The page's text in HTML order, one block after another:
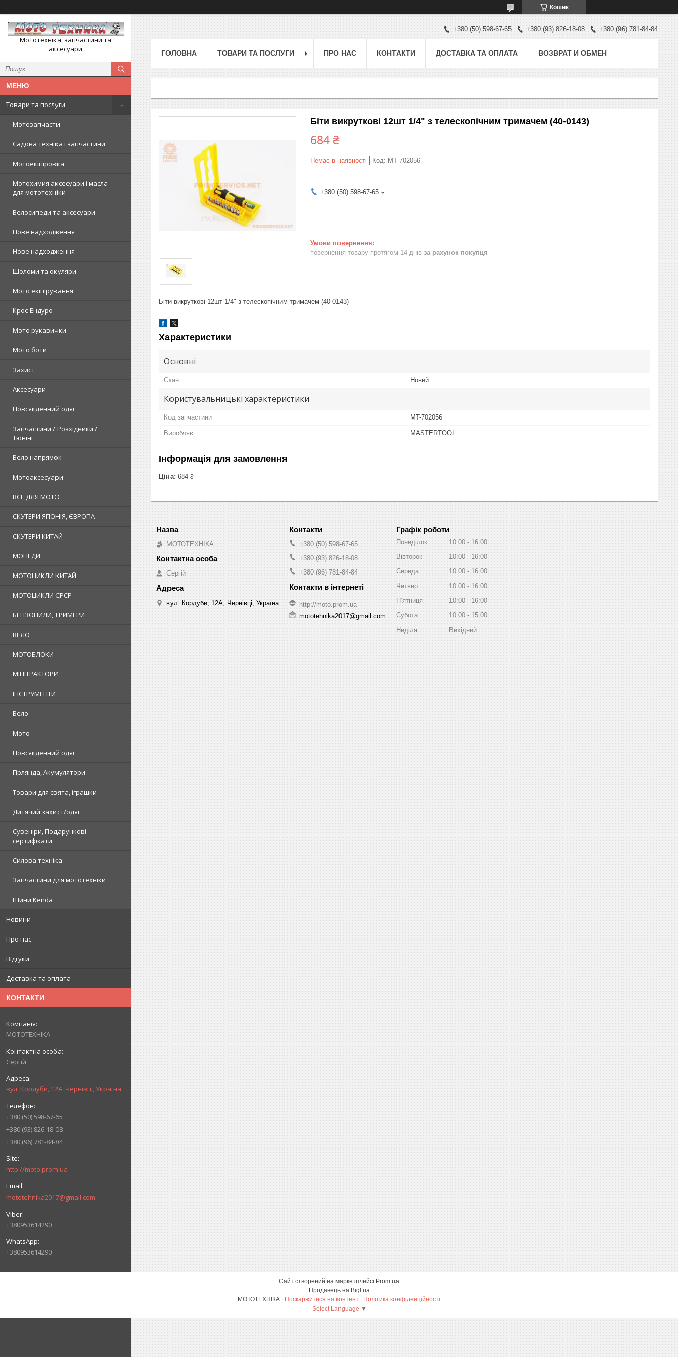
Кошик
Мототехніка, запчастини та
аксесуари
Товари та послуги
Мотозапчасти
Садова техніка і запчастини
Мотоекіпіровка
Мотохимия аксесуари і масла
для мототехніки
Велосипеди та аксесуари
Нове надходження
Нове надходження
Шоломи та окуляри
Мото екіпірування
Крос-Ендуро
Мото рукавички
Мото боти
Захист
Аксесуари
Повсякденний одяг
Запчастини / Розхідники /
Тюнінг
Вело напрямок
Мотоаксесуари
ВСЕ ДЛЯ МОТО
СКУТЕРИ ЯПОНІЯ, ЄВРОПА
СКУТЕРИ КИТАЙ
МОПЕДИ
МОТОЦИКЛИ КИТАЙ
МОТОЦИКЛИ СРСР
БЕНЗОПИЛИ, ТРИМЕРИ
ВЕЛО
МОТОБЛОКИ
МІНІТРАКТОРИ
ІНСТРУМЕНТИ
Вело
Мото
Повсякденний одяг
Гірлянда, Акумулятори
Товари для свята, іграшки
Дитячий захист/одяг
Сувеніри, Подарункові
сертифікати
Силова техніка
Запчастини для мототехніки
Шини Kenda
Новини
Про нас
Відгуки
Доставка та оплата
КОНТАКТИ
МОТОТЕХНІКА
Сергій
вул. Кордуби, 12А, Чернівці, Україна
+380 (50) 598-67-65
+380 (93) 826-18-08
+380 (96) 781-84-84
http://moto.prom.ua
mototehnika2017@gmail.com
+380953614290
+380953614290
+380 (50) 598-67-65 +380 (93) 826-18-08 +380 (96) 781-84-84
ГОЛОВНА ТОВАРИ ТА ПОСЛУГИ ПРО НАС КОНТАКТИ ДОСТАВКА ТА ОПЛАТА ВОЗВРАТ И ОБМЕН
Біти викруткові 12шт 1/4" з телескопічним тримачем (40-0143)
684 ₴
Немає в наявності Код: MT-702056
+380 (50) 598-67-65
повернення товару протягом 14 днів за рахунок покупця
Біти викруткові 12шт 1/4" з телескопічним тримачем (40-0143)
Характеристики
Основні
Стан Новий
Користувальницькі характеристики
Код запчастини MT-702056
Виробляє MASTERTOOL
Інформація для замовлення
Ціна: 684 ₴
МОТОТЕХНІКА
Сергій
вул. Кордуби, 12А, Чернівці, Україна
+380 (50) 598-67-65
+380 (93) 826-18-08
+380 (96) 781-84-84
http://moto.prom.ua
mototehnika2017@gmail.com
Графік роботи
Понеділок 10:00
16:00
Вівторок
10:00
16:00
Середа
10:00
16:00
Четвер
10:00
16:00
Пʼятниця
10:00
16:00
Субота
10:00
15:00
Неділя
Вихідний
Сайт створений на маркетплейсі Prom.ua
Продавець на Bigl.ua
МОТОТЕХНІКА | Поскаржитися на контент | Політика конфіденційності
Select Language ▼